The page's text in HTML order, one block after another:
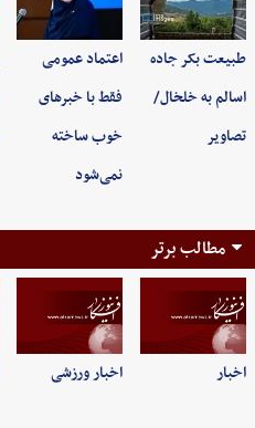
طبیعت بکر جاده
اسالم به خلخال/
تصاویر
اعتماد عمومی
فقط با خبرهای
خوب ساخته
نمی‌شود
مطالب برتر
اخبار اخبار ورزشی